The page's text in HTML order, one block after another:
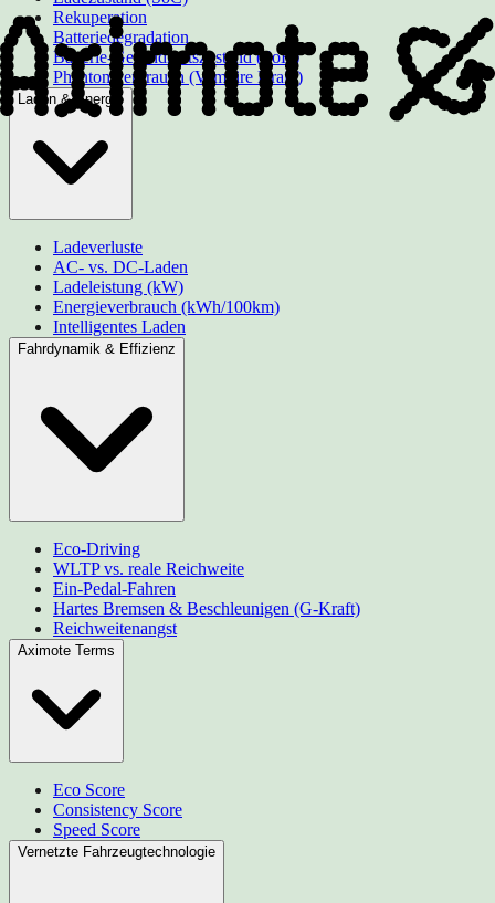
Rekuperation
Batteriedegradation
Batterie-Gesundheitszustand (SoH)
Phantomverbrauch (Vampire Drain)
Laden & Energie
Ladeverluste
AC- vs. DC-Laden
Ladeleistung (kW)
Energieverbrauch (kWh/100km)
Intelligentes Laden
Fahrdynamik & Effizienz
Eco-Driving
WLTP vs. reale Reichweite
Ein-Pedal-Fahren
Hartes Bremsen & Beschleunigen (G-Kraft)
Reichweitenangst
Aximote Terms
Eco Score
Consistency Score
Speed Score
Vernetzte Fahrzeugtechnologie